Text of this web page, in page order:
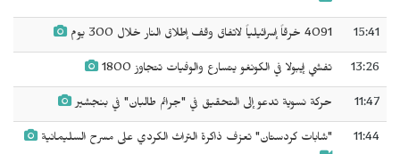
15:41 4091 خرقاً إسرائيلياً لاتفاق وقف إطلاق النار خلال 300 يوم
13:26 تفشي إيبولا في الكونغو يتسارع والوفيات تتجاوز 1800
11:47 حركة نسوية تدعو إلى التحقيق في "جرائم طالبان" في بنجشير
11:44 "شابات كردستان" تعزف ذاكرة التراث الكردي على مسرح السليمانية